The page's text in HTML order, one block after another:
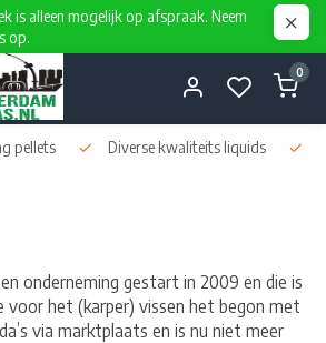
is alleen mogelijk op afspraak. Neem
op.
0
pellets Diverse kwaliteits liquids
onderneming gestart in 2009 en die is
het (karper) vissen het begon met
via marktplaats en is nu niet meer